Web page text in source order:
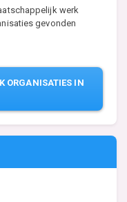
werk
gevonden
ORGANISATIES IN